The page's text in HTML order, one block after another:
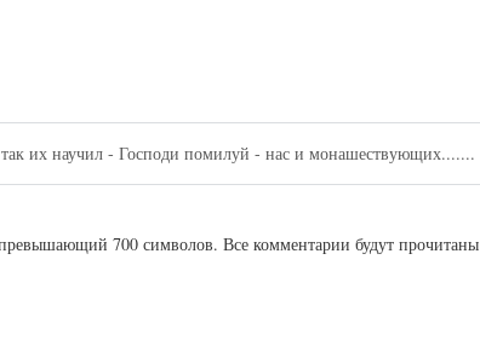
их научил - Господи помилуй - нас и монашествующих.......
700 символов. Все комментарии будут прочитаны